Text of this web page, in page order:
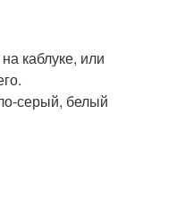
каблуке, или
серый, белый